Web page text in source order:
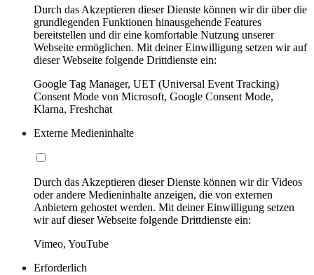
Durch das Akzeptieren dieser Dienste können wir dir über die
grundlegenden Funktionen hinausgehende Features
bereitstellen und dir eine komfortable Nutzung unserer
Webseite ermöglichen. Mit deiner Einwilligung setzen wir auf
dieser Webseite folgende Drittdienste ein:
Google Tag Manager, UET (Universal Event Tracking)
Consent Mode von Microsoft, Google Consent Mode,
Klarna, Freshchat
Externe Medieninhalte
Durch das Akzeptieren dieser Dienste können wir dir Videos
oder andere Medieninhalte anzeigen, die von externen
Anbietern gehostet werden. Mit deiner Einwilligung setzen
wir auf dieser Webseite folgende Drittdienste ein:
Vimeo, YouTube
Erforderlich